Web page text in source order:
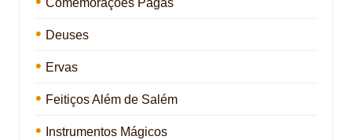
Comemorações Pagãs
Deuses
Ervas
Feitiços Além de Salém
Instrumentos Mágicos